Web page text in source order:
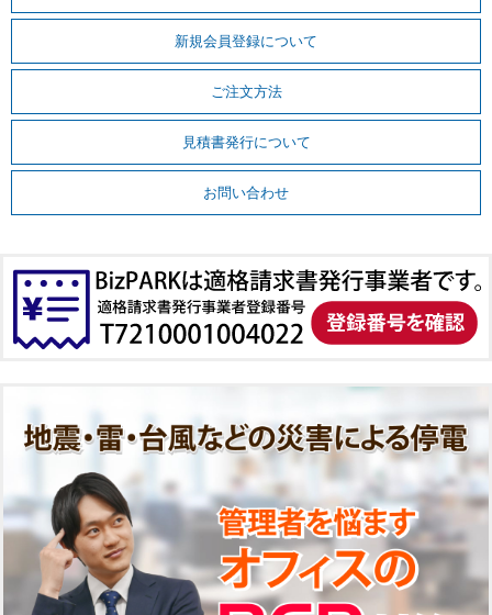
新規会員登録について
ご注文方法
見積書発行について
お問い合わせ